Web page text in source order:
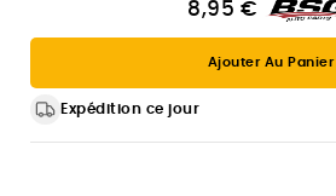
8,95 €
Ajouter Au Panier
Expédition ce jour